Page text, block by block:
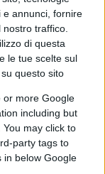
e annunci, fornire
traffico.
di questa
le tue scelte sul
questo sito
or more Google
including but
may click to
party tags to
in below Google
dei casi
a rimetterci
e
nuova
mezzi